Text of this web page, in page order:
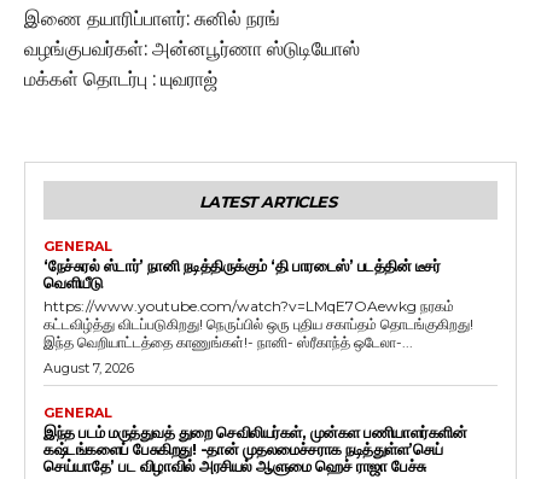
இணை தயாரிப்பாளர்: சுனில் நரங்
வழங்குபவர்கள்: அன்னபூர்ணா ஸ்டுடியோஸ்
மக்கள் தொடர்பு : யுவராஜ்
LATEST ARTICLES
GENERAL
‘நேச்சுரல் ஸ்டார்’ நானி நடித்திருக்கும் ‘தி பாரடைஸ்’ படத்தின் டீசர்
வெளியீடு
https://www.youtube.com/watch?v=LMqE7OAewkg நரகம்
கட்டவிழ்த்து விடப்படுகிறது! நெருப்பில் ஒரு புதிய சகாப்தம் தொடங்குகிறது!
இந்த வெறியாட்டத்தை காணுங்கள்!- நானி- ஸ்ரீகாந்த் ஒடேலா-...
August 7, 2026
GENERAL
இந்த படம் மருத்துவத் துறை செவிலியர்கள், முன்கள பணியாளர்களின்
கஷ்டங்களைப் பேசுகிறது! -தான் முதலமைச்சராக நடித்துள்ள’செய்
செய்யாதே’ பட விழாவில் அரசியல் ஆளுமை ஹெச் ராஜா பேச்சு